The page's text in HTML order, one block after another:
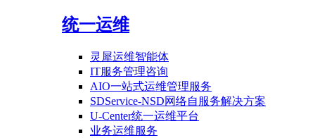
统一运维
灵犀运维智能体
IT服务管理咨询
AIO一站式运维管理服务
SDService-NSD网络自服务解决方案
U-Center统一运维平台
业务运维服务